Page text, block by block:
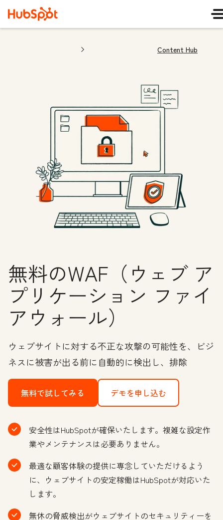
Content Hub
無料のWAF（ウェブ ア
プリケーション ファイ
アウォール）
ウェブサイトに対する不正な攻撃の可能性を、ビジ
ネスに被害が出る前に自動的に検出し、排除
無料で試してみる デモを申し込む
安全性はHubSpotが確保いたします。複雑な設定作
業やメンテナンスは必要ありません。
最適な顧客体験の提供に専念していただけるよう
に、ウェブサイトの安定稼働はHubSpotが対応いた
します。
無休の脅威検出がウェブサイトのセキュリティーを